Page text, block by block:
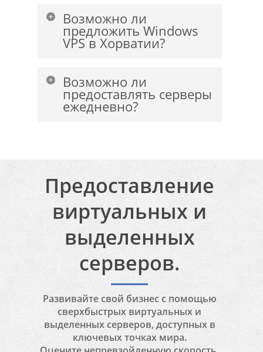
Возможно ли
предложить Windows
VPS в Хорватии?
Windows в центре обработки
данных M247.
Возможно ли
предоставлять серверы
ежедневно?
Предоставление
виртуальных и
выделенных
серверов.
Развивайте свой бизнес с помощью
сверхбыстрых виртуальных и
выделенных серверов, доступных в
ключевых точках мира.